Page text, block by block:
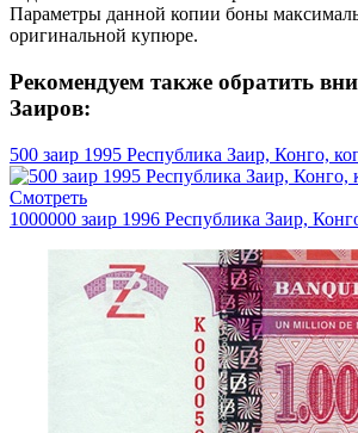
Параметры данной копии боны
оригинальной купюре.
Рекомендуем также обратить
Заиров:
500 заир 1995 Республика Заир, Конго,
Смотреть
1000000 заир 1996 Республика Заир,